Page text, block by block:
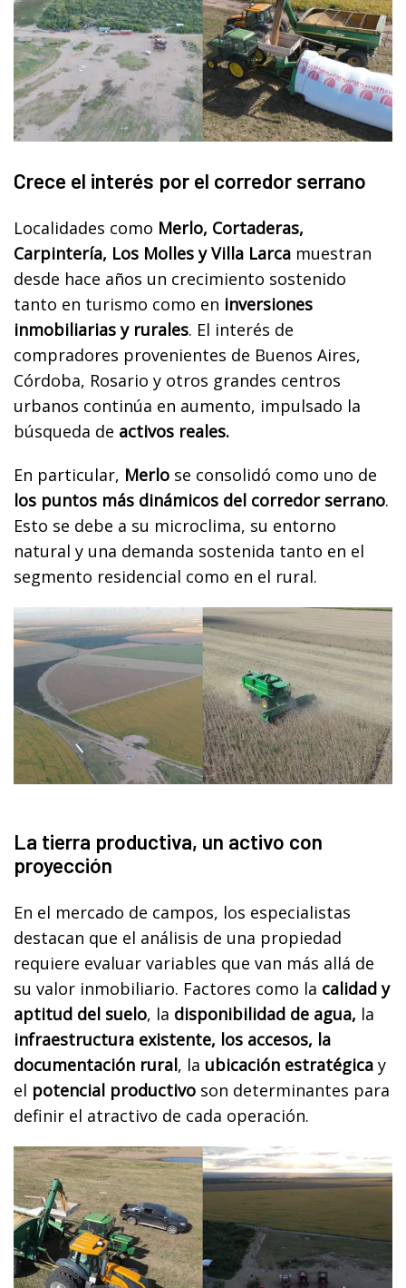
Crece el interés por el corredor serrano
Localidades como Merlo, Cortaderas,
Carpintería, Los Molles y Villa Larca muestran
desde hace años un crecimiento sostenido
tanto en turismo como en inversiones
inmobiliarias y rurales. El interés de
compradores provenientes de Buenos Aires,
Córdoba, Rosario y otros grandes centros
urbanos continúa en aumento, impulsado la
búsqueda de activos reales.
En particular, Merlo se consolidó como uno de
los puntos más dinámicos del corredor serrano.
Esto se debe a su microclima, su entorno
natural y una demanda sostenida tanto en el
segmento residencial como en el rural.
La tierra productiva, un activo con
proyección
En el mercado de campos, los especialistas
destacan que el análisis de una propiedad
requiere evaluar variables que van más allá de
su valor inmobiliario. Factores como la calidad y
aptitud del suelo, la disponibilidad de agua, la
infraestructura existente, los accesos, la
documentación rural, la ubicación estratégica y
el potencial productivo son determinantes para
definir el atractivo de cada operación.